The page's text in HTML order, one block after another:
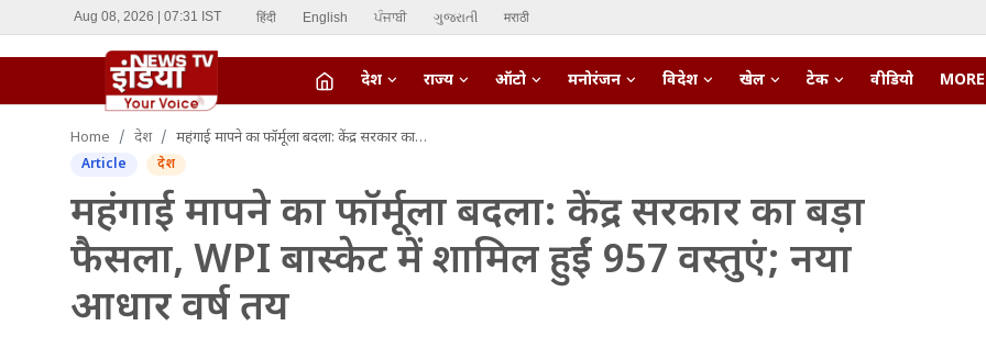
Aug 08, 2026 | 07:31 IST हिंदी English ਪੰਜਾਬੀ ગુજરાતી मराठी
देश राज्य ऑटो मनोरंजन विदेश खेल टेक वीडियो MORE
LIVE TV
Home देश महंगाई मापने का फॉर्मूला बदला: केंद्र सरकार का बड़ा फैसला, WPI बास्केट में शामिल हुईं 957 वस्तुएं; नया आधार वर्ष तय
Article देश
महंगाई मापने का फॉर्मूला बदला: केंद्र सरकार का बड़ा
फैसला, WPI बास्केट में शामिल हुईं 957 वस्तुएं; नया
आधार वर्ष तय